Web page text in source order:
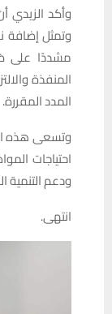
وأكد الزيدي
وتمثل إضافة
مشددًا على
المنفذة
المدد المقررة.
وتسعى هذه
احتياجات
ودعم التنمية
انتهى.